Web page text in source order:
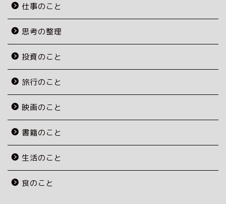
仕事のこと
思考の整理
投資のこと
旅行のこと
映画のこと
書籍のこと
生活のこと
食のこと